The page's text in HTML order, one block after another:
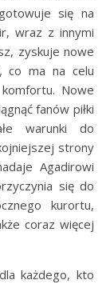
się na
wraz z innymi
zyskuje nowe
co ma na celu
Nowe
fanów piłki
warunki do
strony
Agadirowi
się do
kurortu,
coraz więcej
każdego, kto